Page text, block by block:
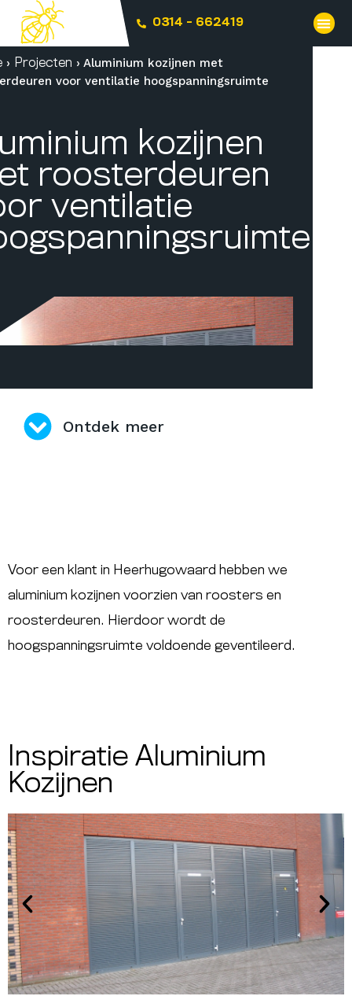
0314 - 662419
› Projecten › Aluminium kozijnen met
voor ventilatie hoogspanningsruimte
kozijnen
roosterdeuren
ventilatie
Ontdek meer
Voor een klant in Heerhugowaard hebben we
aluminium kozijnen voorzien van roosters en
roosterdeuren. Hierdoor wordt de
hoogspanningsruimte voldoende geventileerd.
Inspiratie Aluminium
Kozijnen